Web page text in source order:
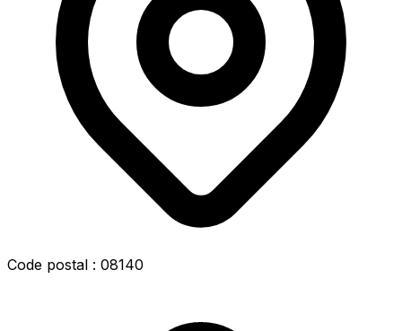
Code postal : 08140